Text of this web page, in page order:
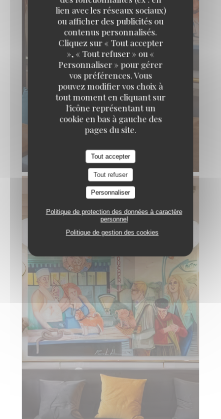
lien avec les réseaux sociaux)
ou afficher des publicités ou
contenus personnalisés.
Cliquez sur « Tout accepter
», « Tout refuser » ou «
Personnaliser » pour gérer
vos préférences. Vous
pouvez modifier vos choix à
tout moment en cliquant sur
l'icône représentant un
cookie en bas à gauche des
pages du site.
Tout accepter
Tout refuser
Personnaliser
Politique de protection des données à caractère
personnel
Politique de gestion des cookies
Brasserie les petits Carreaux